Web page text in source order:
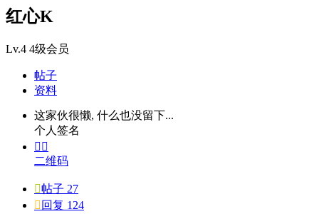
红心K
Lv.4 4级会员
帖子
资料
这家伙很懒, 什么也没留下...
个人签名
 
二维码
帖子 27
 回复 124